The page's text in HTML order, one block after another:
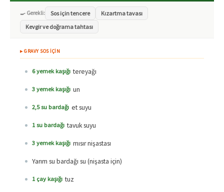
🍳 Gerekli: Sos için tencere
Kızartma tavası
Kevgir ve doğrama tahtası
▸ GRAVY SOS İÇİN
6 yemek kaşığı tereyağı
3 yemek kaşığı un
2,5 su bardağı et suyu
1 su bardağı tavuk suyu
3 yemek kaşığı mısır nişastası
Yarım su bardağı su (nişasta için)
1 çay kaşığı tuz